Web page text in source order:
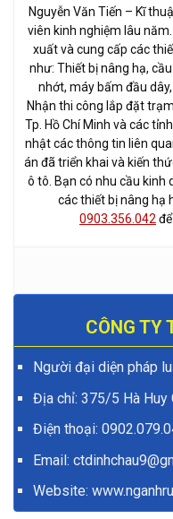
Nguyễn Văn Tiến – Kĩ
viên kinh nghiệm lâu
xuất và cung cấp các
như: Thiết bị nâng hạ,
nhớt, máy bấm đầu
Nhận thi công lắp đặt
Tp. Hồ Chí Minh và các
nhật các thông tin liên
án đã triển khai và kiến
ô tô. Bạn có nhu cầu kinh
các thiết bị nâng hạ
0903.356.042
CÔNG TY
Người đại diện pháp
Địa chỉ: 375/5 Hà Huy
Điện thoại:
Email:
Website: